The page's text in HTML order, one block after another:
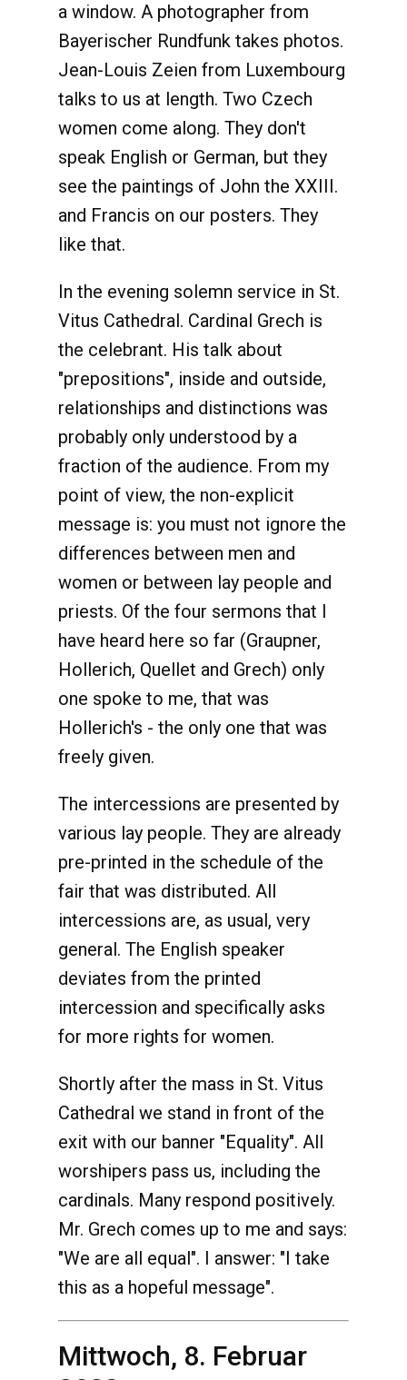
a window. A photographer from
Bayerischer Rundfunk takes photos.
Jean-Louis Zeien from Luxembourg
talks to us at length. Two Czech
women come along. They don't
speak English or German, but they
see the paintings of John the XXIII.
and Francis on our posters. They
like that.
In the evening solemn service in St.
Vitus Cathedral. Cardinal Grech is
the celebrant. His talk about
"prepositions", inside and outside,
relationships and distinctions was
probably only understood by a
fraction of the audience. From my
point of view, the non-explicit
message is: you must not ignore the
differences between men and
women or between lay people and
priests. Of the four sermons that I
have heard here so far (Graupner,
Hollerich, Quellet and Grech) only
one spoke to me, that was
Hollerich's - the only one that was
freely given.
The intercessions are presented by
various lay people. They are already
pre-printed in the schedule of the
fair that was distributed. All
intercessions are, as usual, very
general. The English speaker
deviates from the printed
intercession and specifically asks
for more rights for women.
Shortly after the mass in St. Vitus
Cathedral we stand in front of the
exit with our banner "Equality". All
worshipers pass us, including the
cardinals. Many respond positively.
Mr. Grech comes up to me and says:
"We are all equal". I answer: "I take
this as a hopeful message".
Mittwoch, 8. Februar